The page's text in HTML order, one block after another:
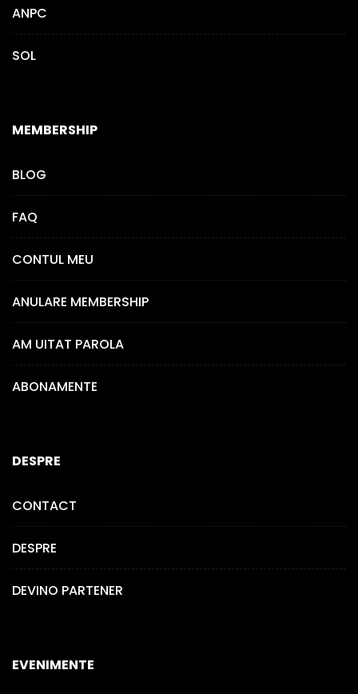
ANPC
SOL
MEMBERSHIP
BLOG
FAQ
CONTUL MEU
ANULARE MEMBERSHIP
AM UITAT PAROLA
ABONAMENTE
DESPRE
CONTACT
DESPRE
DEVINO PARTENER
EVENIMENTE